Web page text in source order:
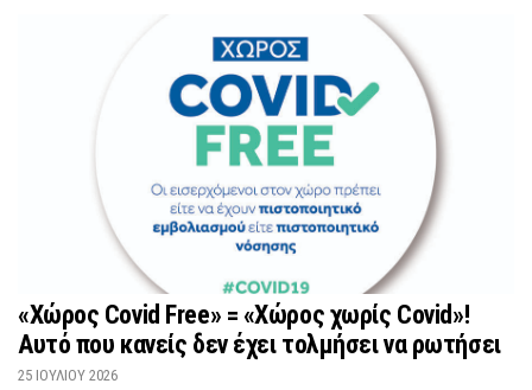
«Χώρος Covid Free» = «Χώρος χωρίς Covid»!
Αυτό που κανείς δεν έχει τολμήσει να ρωτήσει
25 ΙΟΥΛΊΟΥ 2026